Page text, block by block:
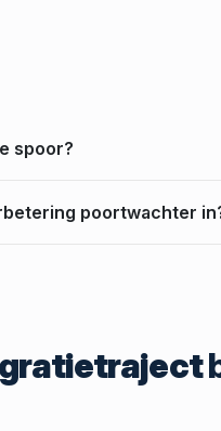
spoor?
poortwachter